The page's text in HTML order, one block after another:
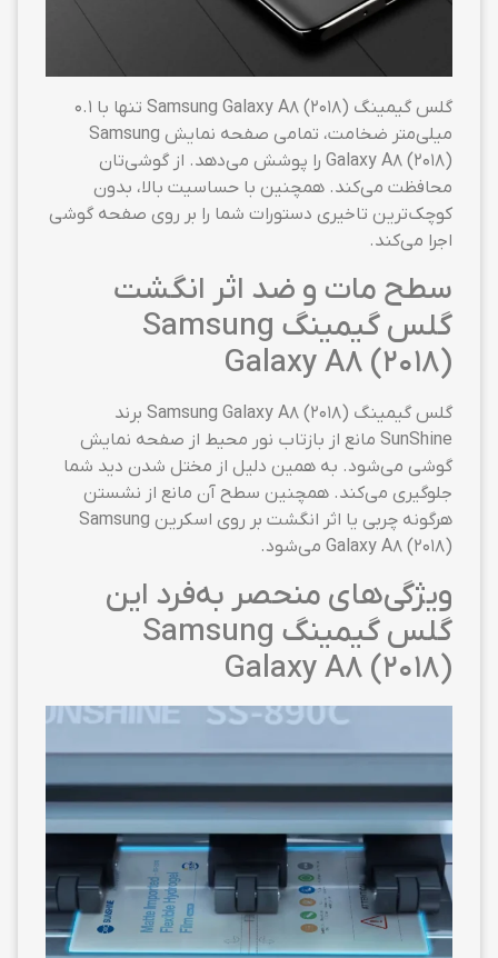
گلس گیمینگ Samsung Galaxy A8 (2018) تنها با ۰.۱
میلی‌متر ضخامت، تمامی صفحه نمایش Samsung
Galaxy A8 (2018) را پوشش می‌دهد. از گوشی‌تان
محافظت می‌کند. همچنین با حساسیت بالا، بدون
کوچک‌ترین تاخیری دستورات شما را بر روی صفحه گوشی
اجرا می‌کند.
سطح مات و ضد اثر انگشت
گلس گیمینگ Samsung
Galaxy A8 (2018)
گلس گیمینگ Samsung Galaxy A8 (2018) برند
SunShine مانع از بازتاب نور محیط از صفحه نمایش
گوشی می‌شود. به همین دلیل از مختل شدن دید شما
جلوگیری می‌کند. همچنین سطح آن مانع از نشستن
هرگونه چربی یا اثر انگشت بر روی اسکرین Samsung
Galaxy A8 (2018) می‌شود.
ویژگی‌های منحصر به‌فرد این
گلس گیمینگ Samsung
Galaxy A8 (2018)